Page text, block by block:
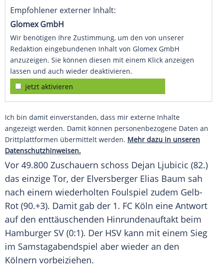
Empfohlener externer Inhalt:
Glomex GmbH
Wir benötigen Ihre Zustimmung, um den von unserer
Redaktion eingebundenen Inhalt von Glomex GmbH
anzuzeigen. Sie können diesen mit einem Klick anzeigen
lassen und auch wieder deaktivieren.
jetzt aktivieren
Ich bin damit einverstanden, dass mir externe Inhalte
angezeigt werden. Damit können personenbezogene Daten an
Drittplattformen übermittelt werden. Mehr dazu in unseren
Datenschutzhinweisen.
Vor 49.800 Zuschauern schoss Dejan Ljubicic (82.)
das einzige Tor, der Elversberger Elias Baum sah
nach einem wiederholten Foulspiel zudem Gelb-
Rot (90.+3). Damit gab der 1. FC Köln eine Antwort
auf den enttäuschenden Hinrundenauftakt beim
Hamburger SV (0:1). Der HSV kann mit einem Sieg
im Samstagabendspiel aber wieder an den
Kölnern vorbeiziehen.